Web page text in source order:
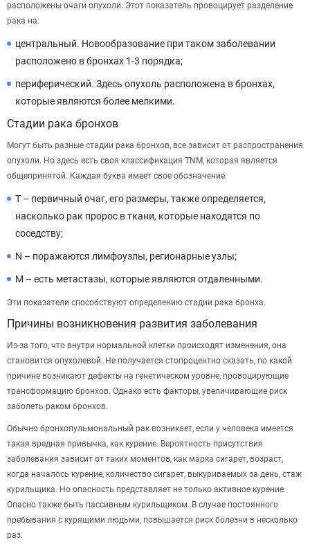
расположены очаги опухоли. Этот показатель провоцирует разделение
рака на:
центральный. Новообразование при таком заболевании
расположено в бронхах 1-3 порядка;
периферический. Здесь опухоль расположена в бронхах,
которые являются более мелкими.
Стадии рака бронхов
Могут быть разные стадии рака бронхов, все зависит от распространения
опухоли. Но здесь есть своя классификация TNM, которая является
общепринятой. Каждая буква имеет свое обозначение:
T – первичный очаг, его размеры, также определяется,
насколько рак пророс в ткани, которые находятся по
соседству;
N – поражаются лимфоузлы, регионарные узлы;
M – есть метастазы, которые являются отдаленными.
Эти показатели способствуют определению стадии рака бронха.
Причины возникновения развития заболевания
Из-за того, что внутри нормальной клетки происходят изменения, она
становится опухолевой. Не получается стопроцентно сказать, по какой
причине возникают дефекты на генетическом уровне, провоцирующие
трансформацию бронхов. Однако есть факторы, увеличивающие риск
заболеть раком бронхов.
Обычно бронхопульмональный рак возникает, если у человека имеется
такая вредная привычка, как курение. Вероятность присутствия
заболевания зависит от таких моментов, как марка сигарет, возраст,
когда началось курение, количество сигарет, выкуриваемых за день, стаж
курильщика. Но опасность представляет не только активное курение.
Опасно также быть пассивным курильщиком. В случае постоянного
пребывания с курящими людьми, повышается риск болезни в несколько
раз.